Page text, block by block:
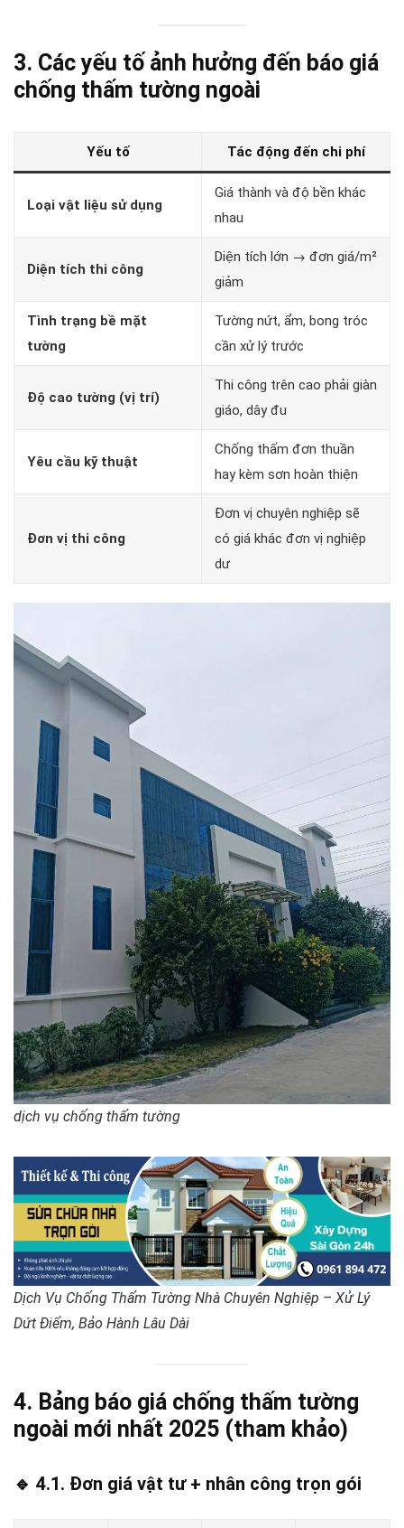
3. Các yếu tố ảnh hưởng đến báo giá
chống thấm tường ngoài
Yếu tố Tác động đến chi phí
Loại vật liệu sử dụng
Giá thành và độ bền khác
nhau
Diện tích thi công
Diện tích lớn → đơn giá/m²
giảm
Tình trạng bề mặt
tường
Tường nứt, ẩm, bong tróc
cần xử lý trước
Độ cao tường (vị trí)
Thi công trên cao phải giàn
giáo, dây đu
Yêu cầu kỹ thuật
Chống thấm đơn thuần
hay kèm sơn hoàn thiện
Đơn vị thi công
Đơn vị chuyên nghiệp sẽ
có giá khác đơn vị nghiệp
dư
dịch vụ chống thấm tường
Dịch Vụ Chống Thấm Tường Nhà Chuyên Nghiệp – Xử Lý
Dứt Điểm, Bảo Hành Lâu Dài
4. Bảng báo giá chống thấm tường
ngoài mới nhất 2025 (tham khảo)
🔹 4.1. Đơn giá vật tư + nhân công trọn gói